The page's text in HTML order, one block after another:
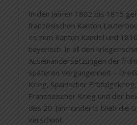
In den Jahren 1802 bis 1815
französischen Kanton
es zum Kanton Kandel und
bayerisch. In all den
Auseinandersetzungen der
späteren Vergangenheit –
Krieg, Spanischer
Französischer Krieg und der
des 20. Jahrhunderts blieb die
verschont.